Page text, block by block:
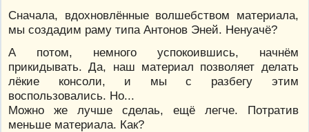
Сначала, вдохновлённые волшебством материала,
мы создадим раму типа Антонов Эней. Ненуачё?
А потом, немного успокоившись, начнём
прикидывать. Да, наш материал позволяет делать
лёкие консоли, и мы с разбегу этим
воспользовались. Но...
Можно же лучше сделаь, ещё легче. Потратив
меньше материала. Как?